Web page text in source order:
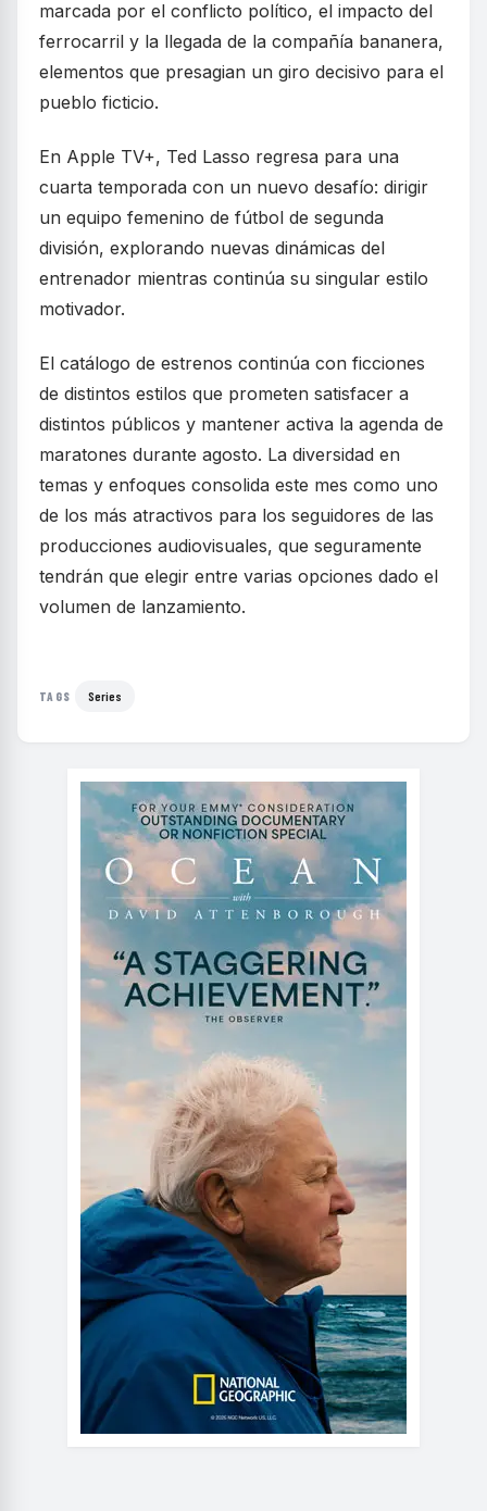
marcada por el conflicto político, el impacto del
ferrocarril y la llegada de la compañía bananera,
elementos que presagian un giro decisivo para el
pueblo ficticio.
En Apple TV+, Ted Lasso regresa para una
cuarta temporada con un nuevo desafío: dirigir
un equipo femenino de fútbol de segunda
división, explorando nuevas dinámicas del
entrenador mientras continúa su singular estilo
motivador.
El catálogo de estrenos continúa con ficciones
de distintos estilos que prometen satisfacer a
distintos públicos y mantener activa la agenda de
maratones durante agosto. La diversidad en
temas y enfoques consolida este mes como uno
de los más atractivos para los seguidores de las
producciones audiovisuales, que seguramente
tendrán que elegir entre varias opciones dado el
volumen de lanzamiento.
TAGS Series